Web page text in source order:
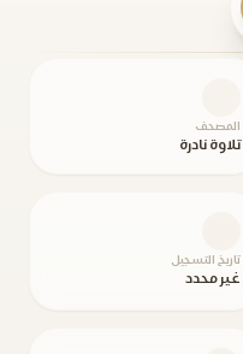
المصحف
تلاوة نادرة
تاريخ التسجيل
غير محدد